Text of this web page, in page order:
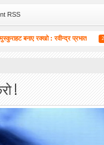
RSS
बनाए रक्खो : रवीन्द्र प्रभात 2:02 PM
!